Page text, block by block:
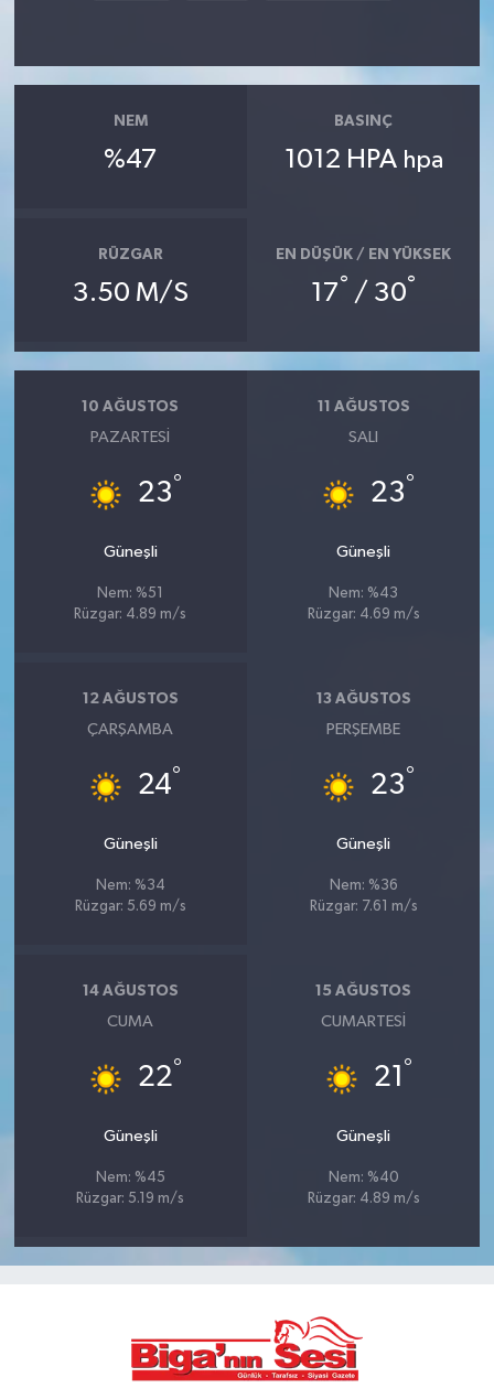
NEM
%47
BASINÇ
1012 HPA hpa
RÜZGAR
3.50 M/S
EN DÜŞÜK / EN YÜKSEK
17° / 30°
10 AĞUSTOS
PAZARTESI
23°
Güneşli
Nem: %51
Rüzgar: 4.89 m/s
11 AĞUSTOS
SALI
23°
Güneşli
Nem: %43
Rüzgar: 4.69 m/s
12 AĞUSTOS
ÇARŞAMBA
24°
Güneşli
Nem: %34
Rüzgar: 5.69 m/s
13 AĞUSTOS
PERŞEMBE
23°
Güneşli
Nem: %36
Rüzgar: 7.61 m/s
14 AĞUSTOS
CUMA
22°
Güneşli
Nem: %45
Rüzgar: 5.19 m/s
15 AĞUSTOS
CUMARTESI
21 °
Güneşli
Nem: %40
Rüzgar: 4.89 m/s
Tarım ve Ekonomi
Yaşam